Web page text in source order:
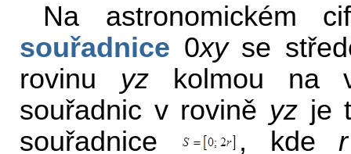
Na astronomickém
souřadnice 0xyse
rovinu yzkolmou na
souřadnic v rovině yzje
souřadnice
, kder